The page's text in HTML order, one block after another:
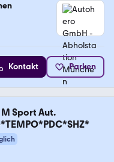
Kontakt Parken
Sport Aut.